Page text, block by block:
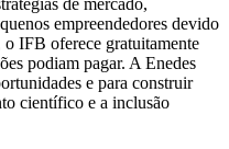
de mercado,
empreendedores devido
IFB oferece gratuitamente
podiam pagar. A Enedes
e para construir
científico e a inclusão